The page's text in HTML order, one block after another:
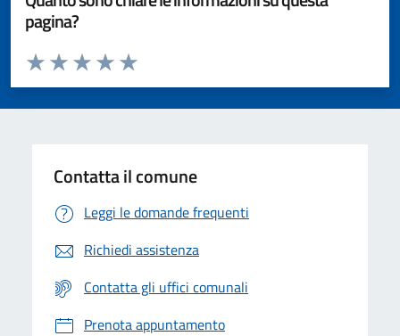
pagina?
Valuta da 1 a 5 stelle la pagina
Valuta 5 stelle su 5
Valuta 4 stelle su 5
Valuta 3 stelle su 5
Valuta 2 stelle su 5
Valuta 1 stelle su 5
Contatta il comune
Leggi le domande frequenti
Richiedi assistenza
Contatta gli uffici comunali
Prenota appuntamento